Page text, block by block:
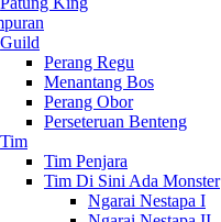
Guild
Perang Regu
Menantang Bos
Perang Obor
Perseteruan Benteng
Tim
Tim Penjara
Tim Di Sini Ada Monster
Ngarai Nestapa I